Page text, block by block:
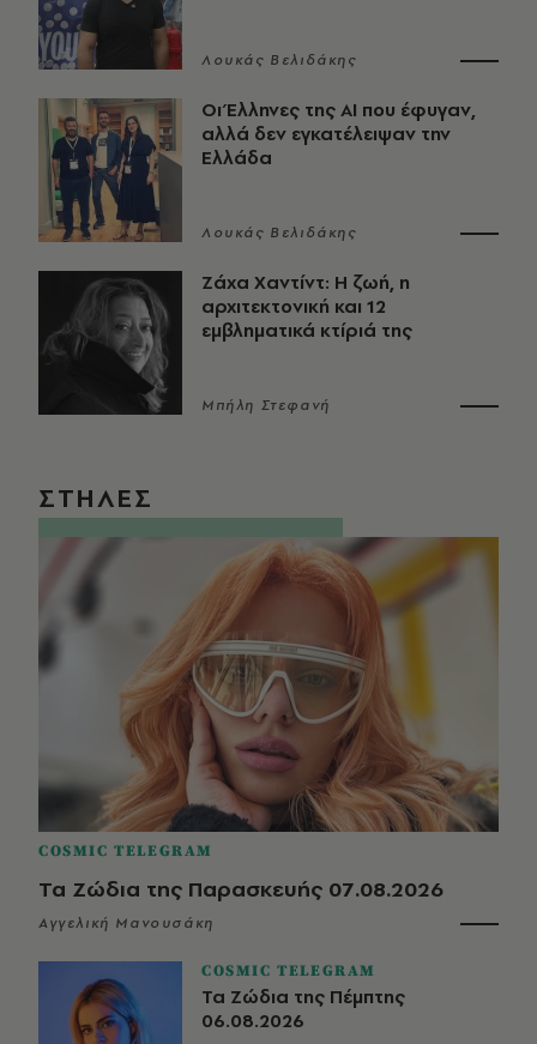
Λουκάς Βελιδάκης
Οι Έλληνες της ΑΙ που έφυγαν,
αλλά δεν εγκατέλειψαν την
Ελλάδα
Λουκάς Βελιδάκης
Ζάχα Χαντίντ: Η ζωή, η
αρχιτεκτονική και 12
εμβληματικά κτίριά της
Μπήλη Στεφανή
ΣΤΗΛΕΣ
COSMIC TELEGRAM
Τα Ζώδια της Παρασκευής 07.08.2026
Αγγελική Μανουσάκη
COSMIC TELEGRAM
Τα Ζώδια της Πέμπτης
06.08.2026